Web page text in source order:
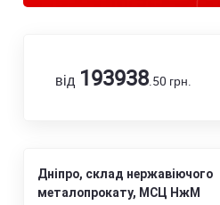
від 193938.50 грн.
Дніпро, склад нержавіючого
металопрокату, МСЦ НжМ